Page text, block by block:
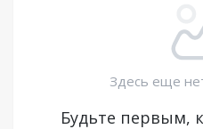
Здесь еще
Будьте первым,